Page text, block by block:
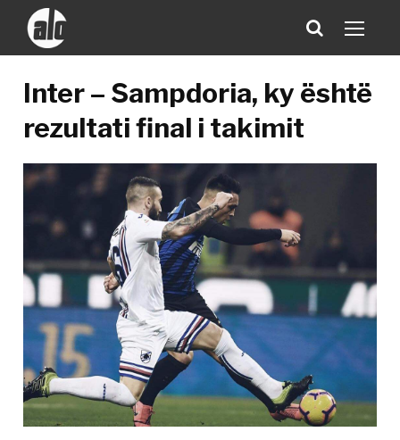
Inter – Sampdoria, ky është
rezultati final i takimit